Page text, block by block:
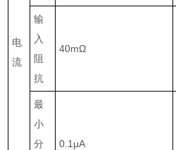
电
流
输
入
阻
抗
40mΩ
最
小
分
0.1 μA